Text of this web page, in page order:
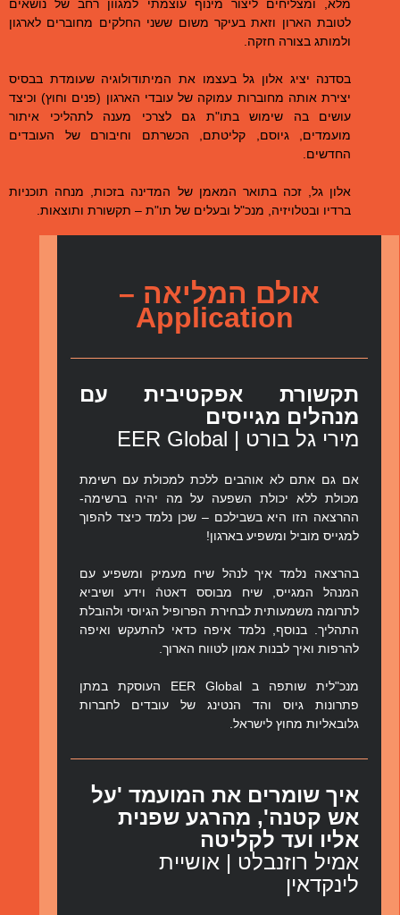
מלא, ומצליחים ליצור מינוף עוצמתי למגוון רחב של נושאים
לטובת הארון וזאת בעיקר משום ששני החלקים מחוברים לארגון
ולמותג בצורה חזקה.
בסדנה יציג אלון גל בעצמו את המיתודולוגיה שעומדת בבסיס
יצירת אותה מחוברות עמוקה של עובדי הארגון (פנים וחוץ) וכיצד
עושים בה שימוש בתו"ת גם לצרכי מענה לתהליכי איתור
מועמדים, גיוסם, קליטתם, הכשרתם וחיבורם של העובדים
החדשים.
אלון גל, זכה בתואר המאמן של המדינה בזכות, מנחה תוכניות
ברדיו ובטלויזיה, מנכ"ל ובעלים של תו"ת – תקשורת ותוצאות.
אולם המליאה –
תקשורת אפקטיבית עם
מנהלים מגייסים
מירי גל בורט | EER Global
אם גם אתם לא אוהבים ללכת למכולת עם רשימת
מכולת ללא יכולת השפעה על מה יהיה ברשימה-
ההרצאה הזו היא בשבילכם – שכן נלמד כיצד להפוך
למגייס מוביל ומשפיע בארגון!
בהרצאה נלמד איך לנהל שיח מעמיק ומשפיע עם
המנהל המגייס, שיח מבוסס דאטהֿ וידע ושיביא
לתרומה משמעותית לבחירת הפרופיל הגיוסי ולהובלת
התהליך. בנוסף, נלמד איפה כדאי להתעקש ואיפה
להרפות ואיך לבנות אמון לטווח הארוך.
מנכ"לית שותפה ב EER Global העוסקת במתן
פתרונות גיוס והד הנטינג של עובדים לחברות
גלובאליות מחוץ לישראל.
איך שומרים את המועמד 'על
אש קטנה', מהרגע שפנית
אליו ועד לקליטה
אמיל רוזנבלט | אושיית
לינקדאין